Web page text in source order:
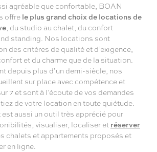
agréable que confortable, BOAN
offre le plus grand choix de locations de
, du studio au chalet, du confort
standing. Nos locations sont
des critères de qualité et d’exigence,
et du charme que de la situation.
depuis plus d’un demi-siècle, nos
sur place avec compétence et
7 et sont à l’écoute de vos demandes
de votre location en toute quiétude.
aussi un outil très apprécié pour
visualiser, localiser et réserver
chalets et appartements proposés et
en ligne.